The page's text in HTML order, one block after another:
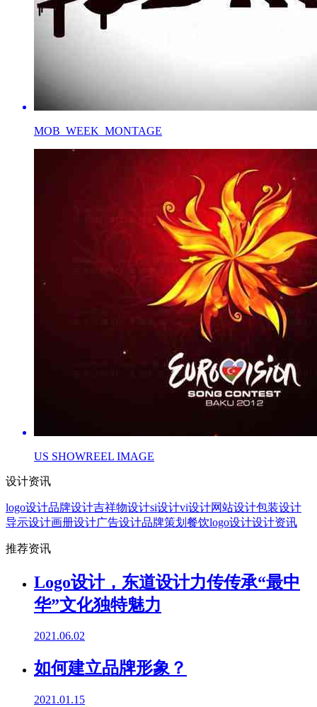
MOB_WEEK_MONTAGE
US SHOWREEL IMAGE
设计资讯
logo设计品牌设计吉祥物设计si设计vi设计网站设计包装设计
导示设计画册设计广告设计品牌策划 餐饮logo设计设计资讯
推荐资讯
Logo设计，东道设计力传传承“最中
华”文化独特魅力
2021.06.02
如何建立品牌形象？
2021.01.15